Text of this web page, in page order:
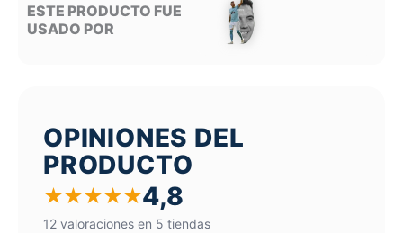
ESTE PRODUCTO FUE
USADO POR
OPINIONES DEL
PRODUCTO
★★★★★4,8
12 valoraciones en 5 tiendas